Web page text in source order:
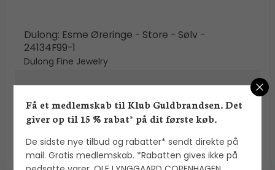
Dulong: Esme Øreringe - Store - Sølv -
24134F99-1
Dulong Fine Jewelry
VIS PRODUKT
Få et medlemskab til Klub Guldbrandsen. Det
giver op til 15 % rabat* på dit første køb.
De sidste nye tilbud og rabatter* sendt direkte på
mail. Gratis medlemskab. *Rabatten gives ikke på